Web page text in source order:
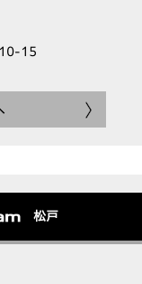
10-15
松戸